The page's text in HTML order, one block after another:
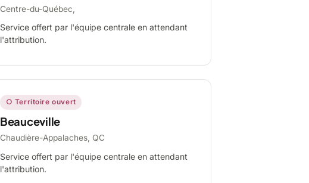
Centre-du-Québec,
Service offert par l'équipe centrale en attendant
l'attribution.
○ Territoire ouvert
Beauceville
Chaudière-Appalaches, QC
Service offert par l'équipe centrale en attendant
l'attribution.